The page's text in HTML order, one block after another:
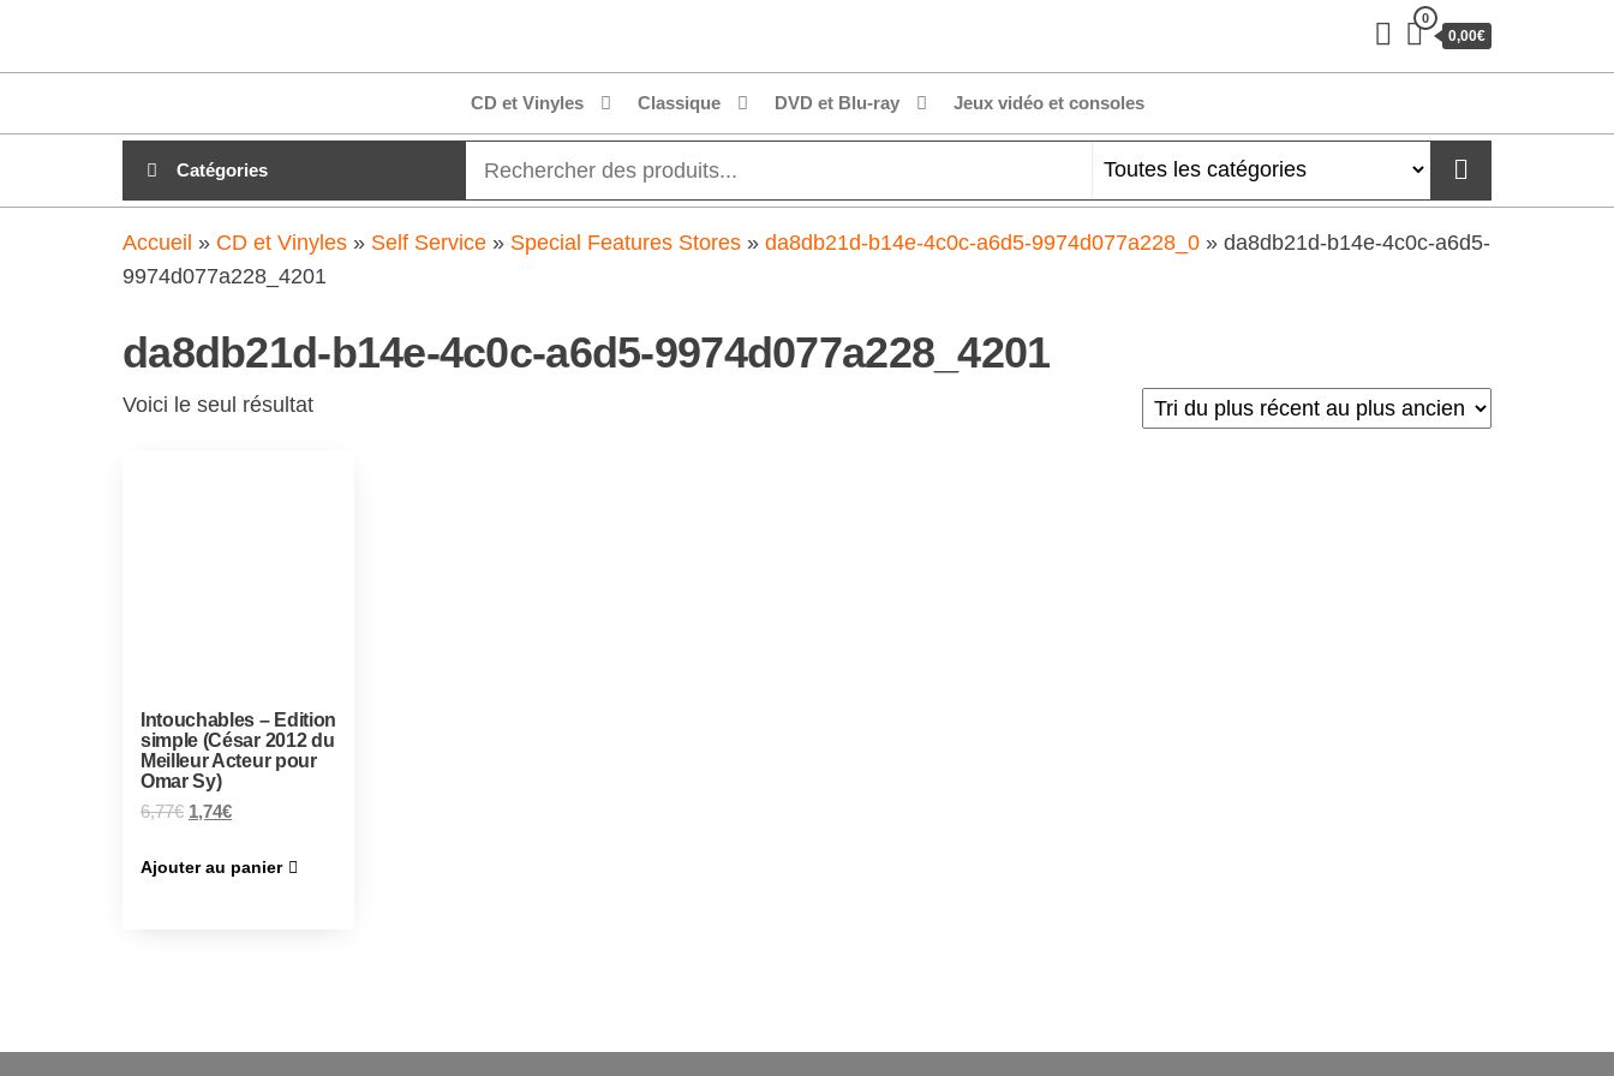
clubdial.fr
0
0,00€
CD et Vinyles Classique DVD et Blu-ray Jeux vidéo et consoles
Catégories
Accueil » CD et Vinyles » Self Service » Special Features Stores » da8db21d-b14e-4c0c-a6d5-9974d077a228_0 » da8db21d-b14e-4c0c-a6d5-
9974d077a228_4201
da8db21d-b14e-4c0c-a6d5-9974d077a228_4201
Voici le seul résultat
Intouchables – Edition
simple (César 2012 du
Meilleur Acteur pour
Omar Sy)
6,77€ 1,74€
Ajouter au panier